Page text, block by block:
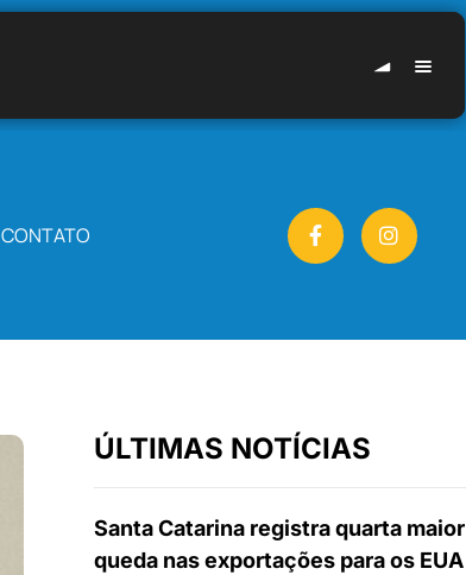
CONTATO
ÚLTIMAS NOTÍCIAS
Santa Catarina registra quarta maior
queda nas exportações para os EUA